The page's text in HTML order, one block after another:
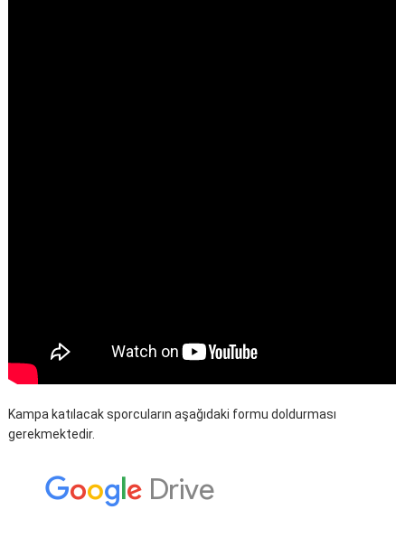
Kampa katılacak sporcuların aşağıdaki formu doldurması
gerekmektedir.